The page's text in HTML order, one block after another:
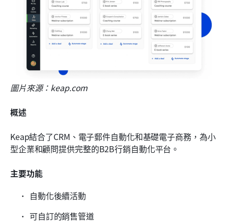
圖片來源：keap.com
概述
Keap結合了CRM、電子郵件自動化和基礎電子商務，為小
型企業和顧問提供完整的B2B行銷自動化平台。
主要功能
自動化後續活動
可自訂的銷售管道